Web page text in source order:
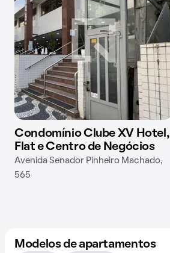
Condomínio Clube XV Hotel,
Flat e Centro de Negócios
Avenida Senador Pinheiro Machado,
565
Modelos de apartamentos